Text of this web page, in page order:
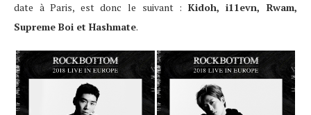
date à Paris, est donc le suivant : Kidoh, i11evn, Rwam,
Supreme Boi et Hashmate.